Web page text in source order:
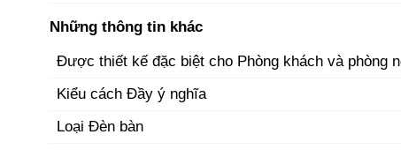
Những thông tin khác
Được thiết kế đặc biệt cho Phòng khách và phòng
Kiểu cách Đầy ý nghĩa
Loại Đèn bàn